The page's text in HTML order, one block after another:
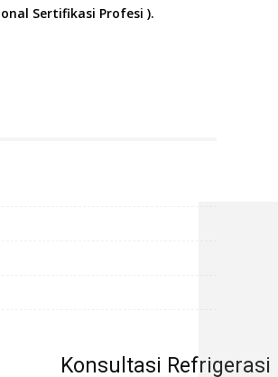
Sertifikasi Profesi ).
Konsultasi Refrigerasi